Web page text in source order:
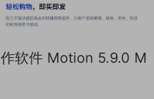
软件 Motion 5.9.0 M